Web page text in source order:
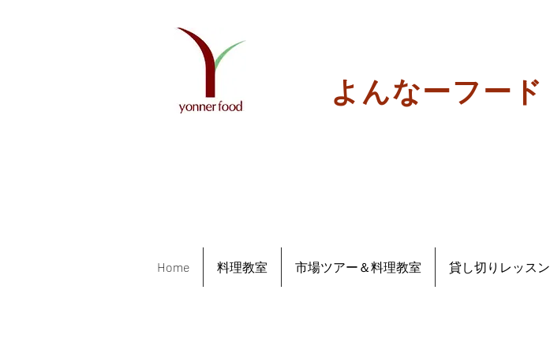
よんなーフード
Home 料理教室 市場ツアー＆料理教室 貸し切りレッスン